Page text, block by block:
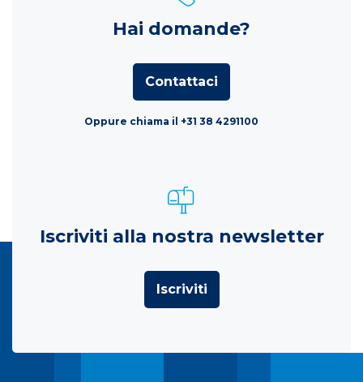
Hai domande?
Contattaci
Oppure chiama il +31 38 4291100
Iscriviti alla nostra newsletter
Iscriviti